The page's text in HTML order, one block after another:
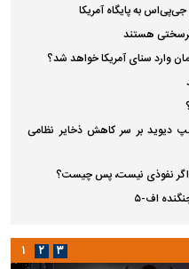
جی‌پی‌اس به پایگاه آمریکا
سرسختی هستند
وارد سنای آمریکا خواهد شد؟
دیوید بر سر کاهش ذخایر نظامی
اگر نفوذی نیست، پس چیست؟
اف-۵
۱ ۲ ۳